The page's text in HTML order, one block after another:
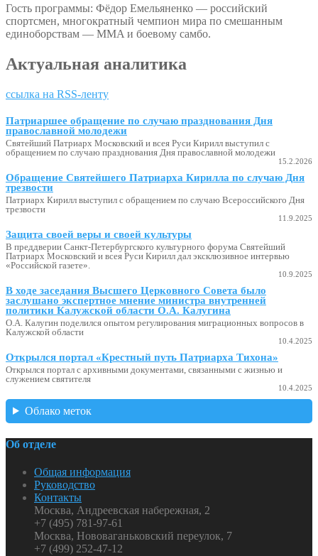
Гость программы: Фёдор Емельяненко — российский
спортсмен, многократный чемпион мира по смешанным
единоборствам — MMA и боевому самбо.
Актуальная аналитика
ссылка на RSS-ленту
Патриаршее обращение по случаю празднования Дня
православной молодежи
Святейший Патриарх Московский и всея Руси Кирилл выступил с
обращением по случаю празднования Дня православной молодежи
15.2.2026
Обращение Святейшего Патриарха Кирилла по случаю Дня
трезвости
Патриарх Кирилл выступил с обращением по случаю Всероссийского Дня
трезвости
11.9.2025
Защита своей веры и своей культуры
В преддверии Санкт-Петербургского культурного форума Святейший
Патриарх Московский и всея Руси Кирилл дал эксклюзивное интервью
«Российской газете».
10.9.2025
В ходе заседания Высшего Церковного Совета было
заслушано экспертное мнение министра внутренней
политики Калужской области О.А. Калугина
О.А. Калугин поделился опытом регулирования миграционных вопросов в
Калужской области
10.4.2025
Открылся портал «Крестный путь Патриарха Тихона»
Открылся портал с архивными документами, связанными с жизнью и
служением святителя
10.4.2025
Облако меток
Об отделе
Общая информация
Руководство
Контакты
Москва, Андреевская набережная, 2
+7 (495) 781-97-61
Москва, Нововаганьковский переулок, 7
+7 (499) 252-47-12